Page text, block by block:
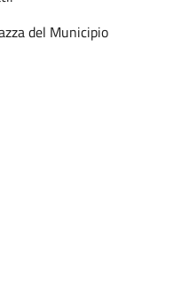
del Municipio